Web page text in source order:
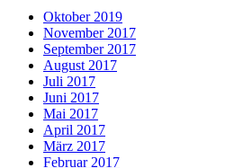
Oktober 2019
November 2017
September 2017
August 2017
Juli 2017
Juni 2017
Mai 2017
April 2017
März 2017
Februar 2017